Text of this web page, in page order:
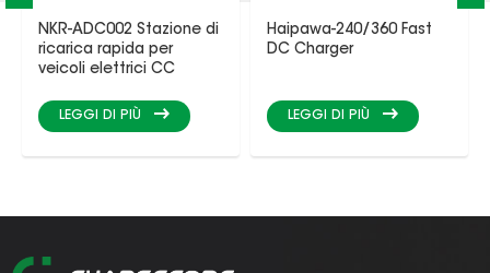
NKR-ADC002 Stazione di
ricarica rapida per
veicoli elettrici CC
LEGGI DI PIÙ
Haipawa-240/360 Fast
DC Charger
LEGGI DI PIÙ